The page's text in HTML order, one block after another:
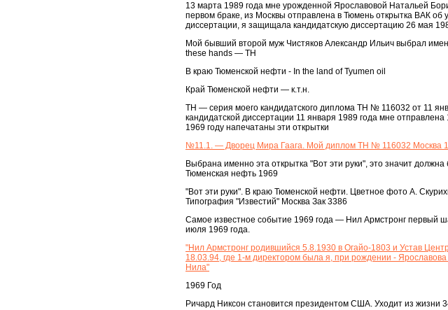
13 марта 1989 года мне урожденной Ярославовой Натальей
первом браке, из Москвы отправлена в Тюмень открытка ВАК об
диссертации, я защищала кандидатскую диссертацию 26 мая
Мой бывший второй муж Чистяков Александр Ильич выбрал
these hands — TH
В краю Тюменской нефти - In the land of Tyumen oil
Край Тюменской нефти — к.т.н.
TH — серия моего кандидатского диплома TH № 116032 от 11
кандидатской диссертации 11 января 1989 года мне
1969 году напечатаны эти открытки
№11.1. — Дворец Мира Гаага. Мой диплом ТН № 116032 Москва
Выбрана именно эта открытка "Вот эти руки", это значит
Тюменская нефть 1969
"Вот эти руки". В краю Тюменской нефти. Цветное фото А.
Типография "Известий" Москва Зак 3386
Самое известное событие 1969 года — Нил Армстронг первый
июля 1969 года.
"Нил Армстронг родившийся 5.8.1930 в Огайо-1803 и Устав
18.03.94, где 1-м директором была я, при рождении -
Нила"
1969 Год
Ричард Никсон становится президентом США. Уходит из жизни